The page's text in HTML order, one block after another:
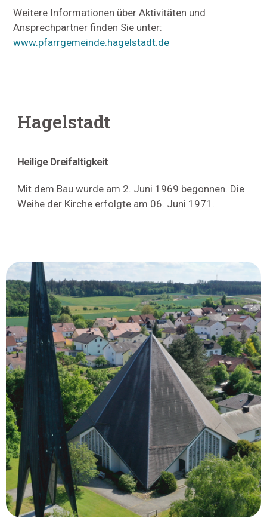
Weitere Informationen über Aktivitäten und
Ansprechpartner finden Sie unter:
www.pfarrgemeinde.hagelstadt.de
Hagelstadt
Heilige Dreifaltigkeit
Mit dem Bau wurde am 2. Juni 1969 begonnen. Die
Weihe der Kirche erfolgte am 06. Juni 1971.